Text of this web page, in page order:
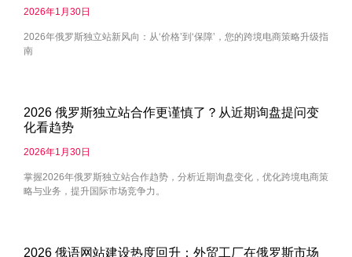
2026年1月30日
2026年俄罗斯独立站新风向：从‘价格’到‘保障’，您的跨境电商策略升级指
南
2026 俄罗斯独立站合作更谨慎了？从近期询盘提问变
化看趋势
2026年1月30日
掌握2026年俄罗斯独立站合作趋势，分析近期询盘变化，优化跨境电商策
略与业务，提升国际市场竞争力。
2026 俄语网站建设热度回升：外贸工厂在俄罗斯市场